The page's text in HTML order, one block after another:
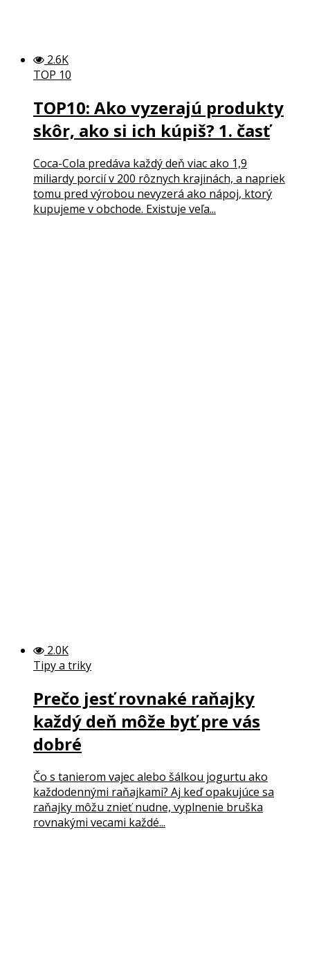
2.6K
TOP 10
TOP10: Ako vyzerajú produkty
skôr, ako si ich kúpiš? 1. časť
Coca-Cola predáva každý deň viac ako 1,9
miliardy porcií v 200 rôznych krajinách, a napriek
tomu pred výrobou nevyzerá ako nápoj, ktorý
kupujeme v obchode. Existuje veľa...
2.0K
Tipy a triky
Prečo jesť rovnaké raňajky
každý deň môže byť pre vás
dobré
Čo s tanierom vajec alebo šálkou jogurtu ako
každodennými raňajkami? Aj keď opakujúce sa
raňajky môžu znieť nudne, vyplnenie bruška
rovnakými vecami každé...